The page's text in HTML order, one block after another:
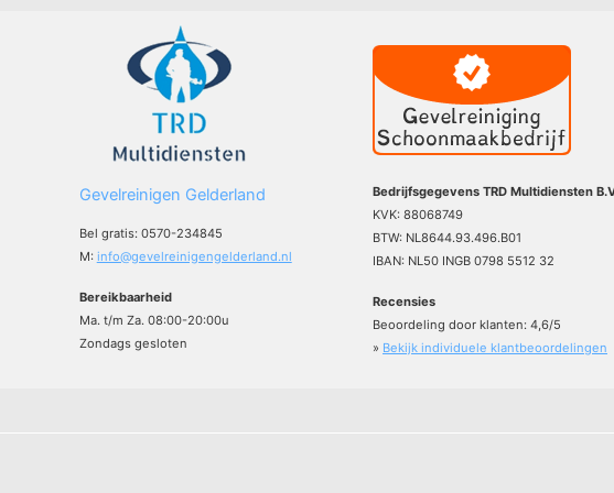
Gevelreinigen Gelderland
Bel gratis: 0570-234845
M: info@gevelreinigengelderland.nl
Bereikbaarheid
Ma. t/m Za. 08:00-20:00u
Zondags gesloten
Bedrijfsgegevens TRD Multidiensten
KVK: 88068749
BTW: NL8644.93.496.B01
IBAN: NL50 INGB 0798 5512 32
Recensies
Beoordeling door klanten: 4,6/5
» Bekijk individuele klantbeoordelingen